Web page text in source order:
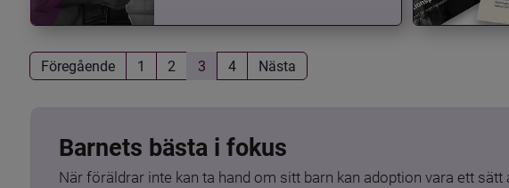
Föregående 1 2 3 4 Nästa
Barnets bästa i fokus
När föräldrar inte kan ta hand om sitt barn kan adoption vara ett